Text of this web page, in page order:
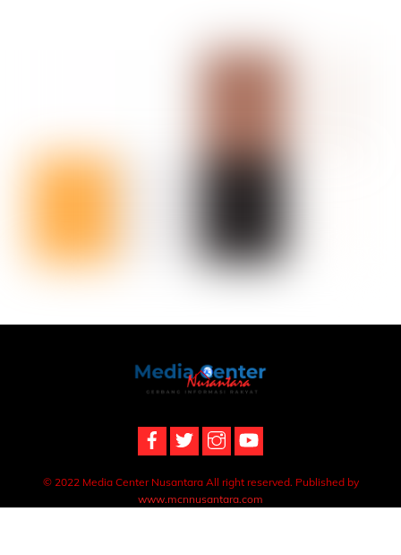
Back
To
© 2022 Media Center Nusantara All right reserved. Published by
www.mcnnusantara.com